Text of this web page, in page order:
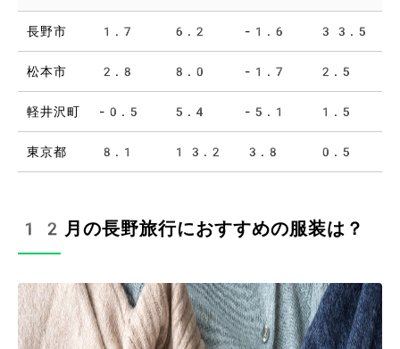
長野市 1.7 6.2 -1.6 33.5
松本市 2.8 8.0 -1.7 2.5
軽井沢町 -0.5 5.4 -5.1 1.5
東京都 8.1 13.2 3.8 0.5
12月の長野旅行におすすめの服装は？